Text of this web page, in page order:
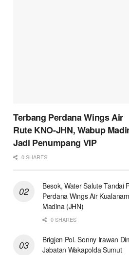
Terbang Perdana Wings Air
Rute KNO-JHN, Wabup
Jadi Penumpang VIP
0 SHARES
Besok, Water Salute Tandai
Perdana Wings Air
Madina (JHN)
0 SHARES
Brigjen Pol. Sonny Irawan
Jabatan Wakapolda Sumut